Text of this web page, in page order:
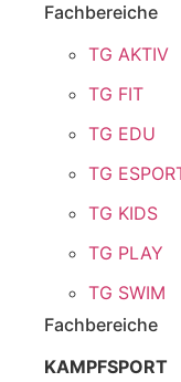
Fachbereiche
TG AKTIV
TG FIT
TG EDU
TG
TG KIDS
TG PLAY
TG SWIM
Fachbereiche
KAMPFSPORT